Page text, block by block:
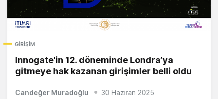
GIRIŞIM
Innogate'in 12. döneminde Londra’ya
gitmeye hak kazanan girişimler belli oldu
Candeğer Muradoğlu 30 Haziran 2025